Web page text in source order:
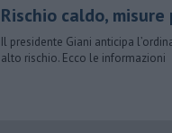
Rischio caldo,
Il presidente Giani anticipa
alto rischio. Ecco le informazioni